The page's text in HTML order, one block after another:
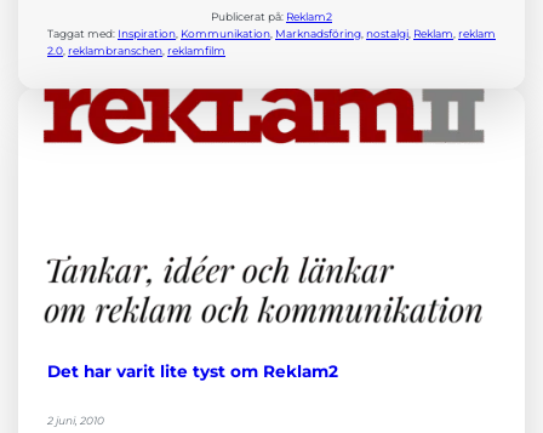
Publicerat på: Reklam2
Taggat med: Inspiration, Kommunikation, Marknadsföring, nostalgi, Reklam, reklam
2.0, reklambranschen, reklamfilm
Det har varit lite tyst om Reklam2
2 juni, 2010
behövs för att
hemsidan
taget ska
fungera.
förbättra
hemsidans
funktionalitet
och
hur